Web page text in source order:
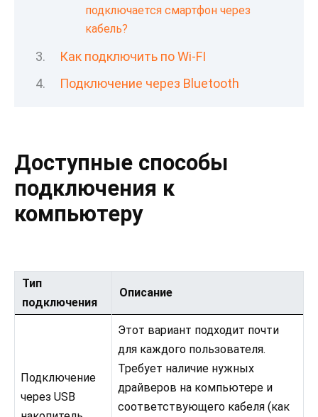
подключается смартфон через
кабель?
Как подключить по Wi-FI
Подключение через Bluetooth
Доступные способы
подключения к
компьютеру
Тип
подключения
Описание
Подключение
через USB
Этот вариант подходит почти
для каждого пользователя.
Требует наличие нужных
драйверов на компьютере и
соответствующего кабеля (как